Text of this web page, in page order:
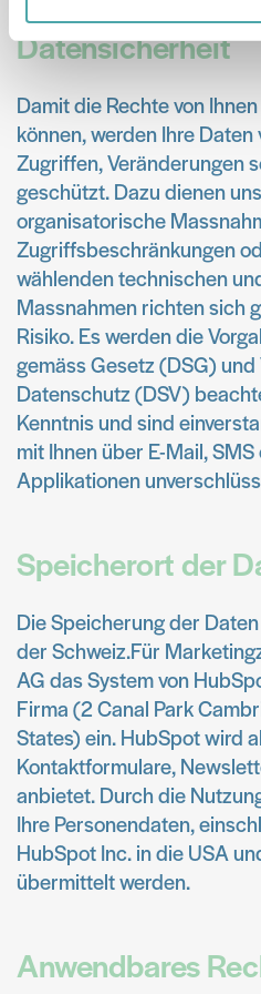
weiteren Daten zusammen,
gesammelt haben.
Datensicherheit
Damit die Rechte von
können, werden Ihre
Zugriffen, Veränderungen
geschützt. Dazu dienen
organisatorische
Zugriffsbeschränkungen
wählenden technischen
Massnahmen richten sich
Risiko. Es werden die
gemäss Gesetz (DSG)
Datenschutz (DSV)
Kenntnis und sind
mit Ihnen über E-Mail,
Applikationen
Speicherort der
Die Speicherung der
der Schweiz.Für
AG das System von
Firma (2 Canal Park
States) ein. HubSpot wird
Kontaktformulare,
anbietet. Durch die
Ihre Personendaten,
HubSpot Inc. in die USA
übermittelt werden.
Anwendbares